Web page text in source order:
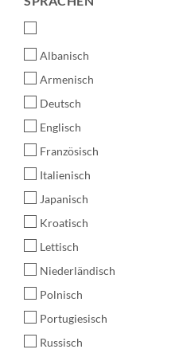
Albanisch
Armenisch
Deutsch
Englisch
Französisch
Italienisch
Japanisch
Kroatisch
Lettisch
Niederländisch
Polnisch
Portugiesisch
Russisch